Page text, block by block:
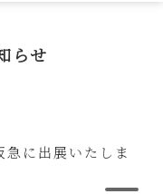
らせ
に出展いたしま